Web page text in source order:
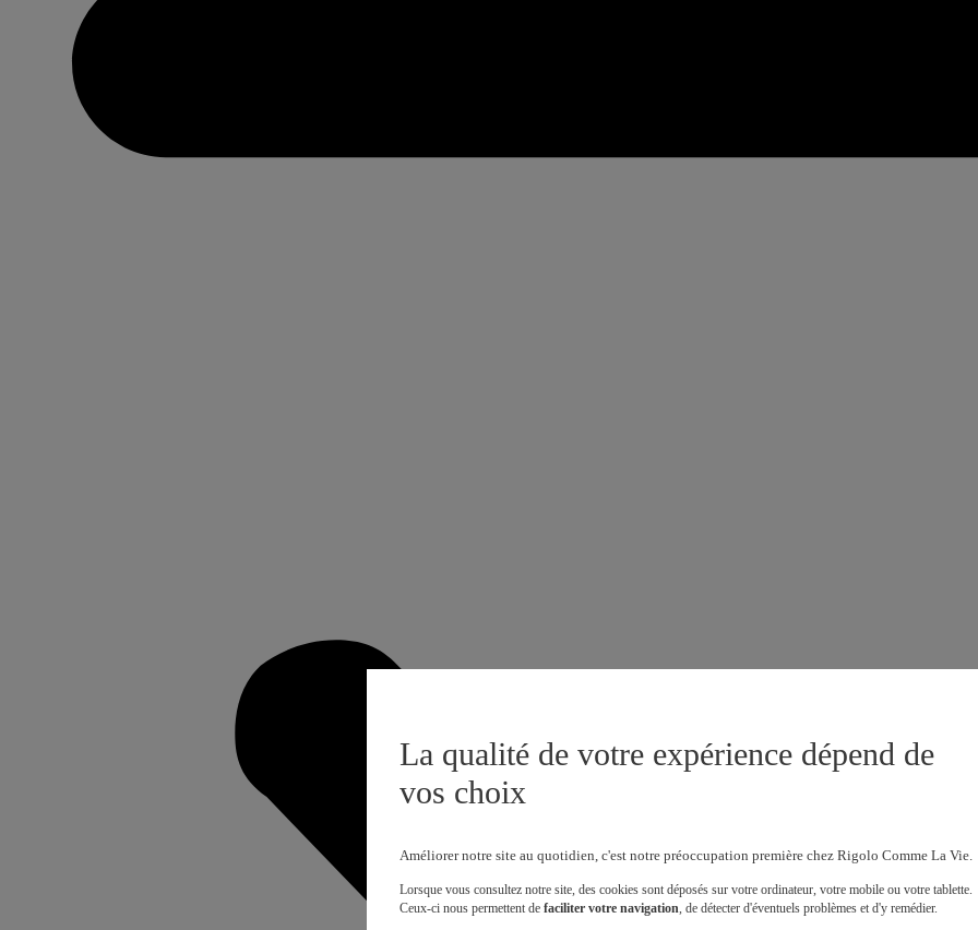
La qualité de votre expérience dépend de
vos choix
Améliorer notre site au quotidien, c'est notre préoccupation première chez Rigolo Comme La Vie.
Lorsque vous consultez notre site, des cookies sont déposés sur votre ordinateur, votre mobile ou votre tablette.
Ceux-ci nous permettent de faciliter votre navigation , de détecter d'éventuels problèmes et d'y remédier.